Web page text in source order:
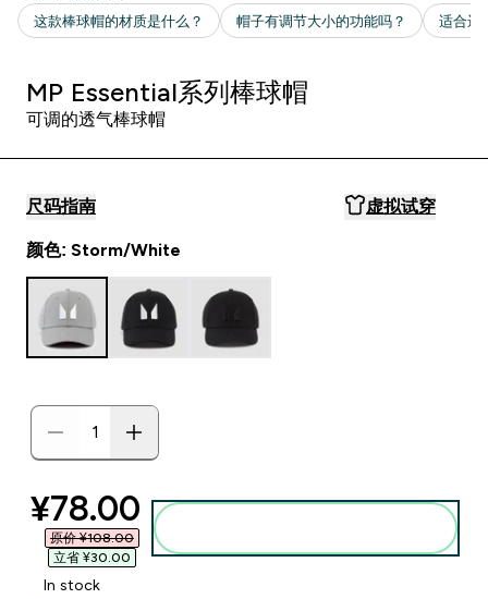
MP Essential系列棒球帽
可调的透气棒球帽
尺码指南 虚拟试穿
颜色: Storm/White
discounted price
¥78.00‎
原价 ¥108.00‎
立省 ¥30.00‎
In stock